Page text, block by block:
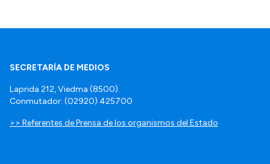
SECRETARÍA DE MEDIOS
Laprida 212, Viedma (8500).
Conmutador: (02920) 425700
>> Referentes de Prensa de los organismos del Estado